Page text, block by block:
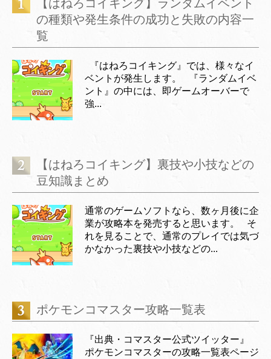
【はねろコイキング】ランダムイベント
の種類や発生条件の成功と失敗の内容一
覧
『はねろコイキング』では、様々なイ
ベントが発生します。 『ランダムイベ
ント』の中には、即ゲームオーバーで
強...
【はねろコイキング】裏技や小技などの
豆知識まとめ
通常のゲームソフトなら、数ヶ月後に企
業が攻略本を発売すると思います。 そ
れを見ることで、通常のプレイでは気づ
かなかった裏技や小技などの...
ポケモンコマスター攻略一覧表
『出典・コマスター公式ツイッター』
ポケモンコマスターの攻略一覧表ページ